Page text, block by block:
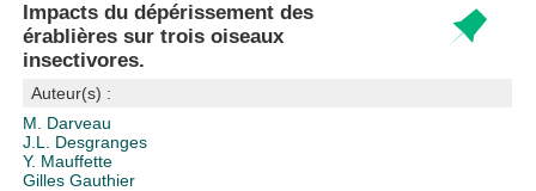
Impacts du dépérissement des
érablières sur trois oiseaux
insectivores.
Auteur(s) :
M. Darveau
J.L. Desgranges
Y. Mauffette
Gilles Gauthier